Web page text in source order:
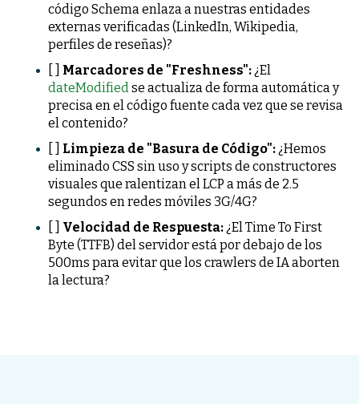
código Schema enlaza a nuestras entidades
externas verificadas (LinkedIn, Wikipedia,
perfiles de reseñas)?
Marcadores de "Freshness": ¿El
dateModifiedse actualiza de forma automática y
precisa en el código fuente cada vez que se revisa
el contenido?
Limpieza de "Basura de Código": ¿Hemos
eliminado CSS sin uso y scripts de constructores
visuales que ralentizan el LCP a más de 2.5
segundos en redes móviles 3G/4G?
Velocidad de Respuesta: ¿El Time To First
Byte (TTFB) del servidor está por debajo de los
500ms para evitar que los crawlers de IA aborten
la lectura?